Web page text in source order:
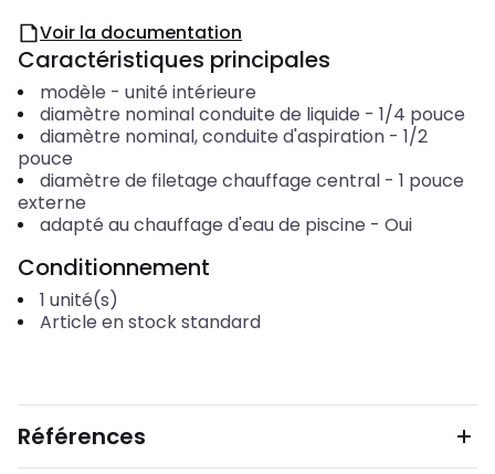
Voir la documentation
Caractéristiques principales
modèle - unité intérieure
diamètre nominal conduite de liquide - 1/4 pouce
diamètre nominal, conduite d'aspiration- 1/2
pouce
diamètre de filetage chauffage central- 1 pouce
externe
adapté au chauffage d'eau de piscine - Oui
Conditionnement
1 unité(s)
Article en stock standard
Références